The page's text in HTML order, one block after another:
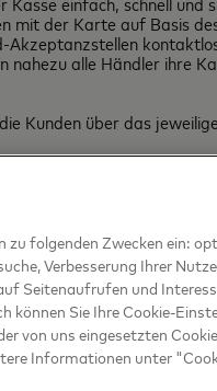
mit der Karte auf Basis
alle Händler ihre
Kunden über das
Mit seinem globalen
Gebieten. Die Produkte
für Einkaufen und
the Transaction Blog
zu folgenden Zwecken ein:
Verbesserung Ihrer
Seitenaufrufen und
können Sie Ihre Cookie-
von uns eingesetzten
Informationen unter